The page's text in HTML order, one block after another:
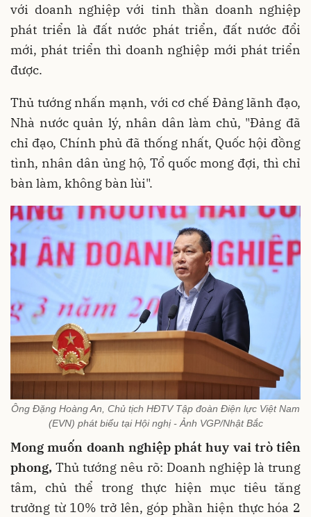
với doanh nghiệp với tinh thần doanh nghiệp
phát triển là đất nước phát triển, đất nước đổi
mới, phát triển thì doanh nghiệp mới phát triển
được.
Thủ tướng nhấn mạnh, với cơ chế Đảng lãnh đạo,
Nhà nước quản lý, nhân dân làm chủ, "Đảng đã
chỉ đạo, Chính phủ đã thống nhất, Quốc hội đồng
tình, nhân dân ủng hộ, Tổ quốc mong đợi, thì chỉ
bàn làm, không bàn lùi".
Ông Đặng Hoàng An, Chủ tịch HĐTV Tập đoàn Điện lực Việt Nam
(EVN) phát biểu tại Hội nghị - Ảnh VGP/Nhật Bắc
Mong muốn doanh nghiệp phát huy vai trò tiên
phong, Thủ tướng nêu rõ: Doanh nghiệp là trung
tâm, chủ thể trong thực hiện mục tiêu tăng
trưởng từ 10% trở lên, góp phần hiện thực hóa 2